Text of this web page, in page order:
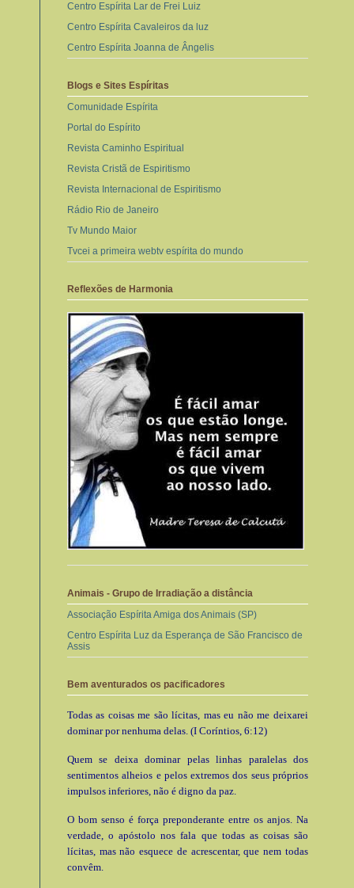
Centro Espírita Lar de Frei Luiz
Centro Espírita Cavaleiros da luz
Centro Espírita Joanna de Ângelis
Blogs e Sites Espíritas
Comunidade Espírita
Portal do Espírito
Revista Caminho Espiritual
Revista Cristã de Espiritismo
Revista Internacional de Espiritismo
Rádio Rio de Janeiro
Tv Mundo Maior
Tvcei a primeira webtv espírita do mundo
Reflexões de Harmonia
Animais - Grupo de Irradiação a distância
Associação Espírita Amiga dos Animais (SP)
Centro Espírita Luz da Esperança de São Francisco de
Assis
Bem aventurados os pacificadores
Todas as coisas me são lícitas, mas eu não me deixarei
dominar por nenhuma delas. (I Coríntios, 6:12)
Quem se deixa dominar pelas linhas paralelas dos
sentimentos alheios e pelos extremos dos seus próprios
impulsos inferiores, não é digno da paz.
O bom senso é força preponderante entre os anjos. Na
verdade, o apóstolo nos fala que todas as coisas são
lícitas, mas não esquece de acrescentar, que nem todas
convêm.